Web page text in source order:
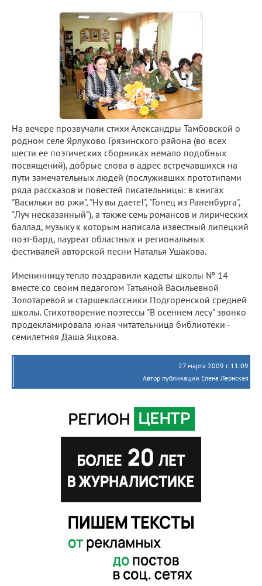
На вечере прозвучали стихи Александры Тамбовской о
родном селе Ярлуково Грязинского района (во всех
шести ее поэтических сборниках немало подобных
посвящений), добрые слова в адрес встречавшихся на
пути замечательных людей (послуживших прототипами
ряда рассказов и повестей писательницы: в книгах
"Васильки во ржи", "Ну вы даете!", "Гонец из Раненбурга",
"Луч несказанный"), а также семь романсов и лирических
баллад, музыку к которым написала известный липецкий
поэт-бард, лауреат областных и региональных
фестивалей авторской песни Наталья Ушакова.
Именинницу тепло поздравили кадеты школы № 14
вместе со своим педагогом Татьяной Васильевной
Золотаревой и старшеклассники Подгоренской средней
школы. Стихотворение поэтессы "В осеннем лесу" звонко
продекламировала юная читательница библиотеки -
семилетняя Даша Яцкова.
27 марта 2009 г. 11:09
Автор публикации Елена Леонская